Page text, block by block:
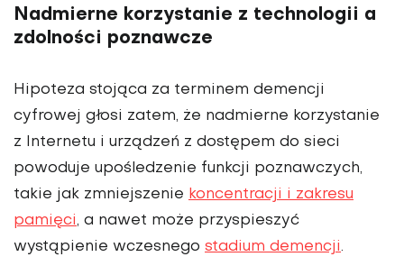
Nadmierne korzystanie z technologii a
zdolności poznawcze
Hipoteza stojąca za terminem demen­cji
cyfrowej głosi zatem, że nadmierne korzystanie
z Internetu i urządzeń z dostępem do sieci
powoduje upośle­dzenie funkcji poznawczych,
takie jak zmniejszenie koncentracji i zakresu
pamięci, a nawet może przyspieszyć
wystąpienie wczesnego stadium demen­cji.